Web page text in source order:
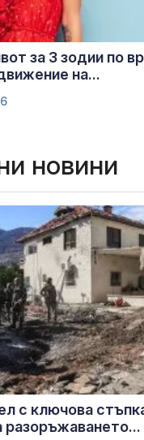
за 3 зодии по
на...
новини
с ключова
разоръжаването...